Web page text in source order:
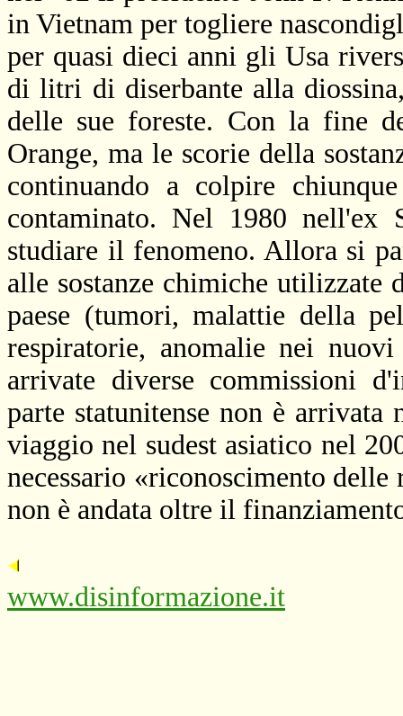
in Vietnam per togliere
per quasi dieci anni gli Usa
di litri di diserbante alla
delle sue foreste. Con la fine
Orange, ma le scorie della
continuando a colpire
contaminato. Nel 1980 nell'ex
studiare il fenomeno. Allora si
alle sostanze chimiche utilizzate
paese (tumori, malattie della
respiratorie, anomalie nei
arrivate diverse commissioni
parte statunitense non è arrivata
viaggio nel sudest asiatico nel
necessario «riconoscimento
non è andata oltre il
www.disinformazione.it